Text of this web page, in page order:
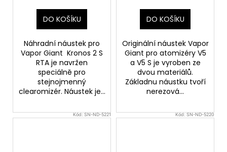
DO KOŠÍKU
Náhradní náustek pro
Vapor Giant Kronos 2 S
RTA je navržen
speciálně pro
stejnojmenný
clearomizér. Náustek je...
DO KOŠÍKU
Originální náustek Vapor
Giant pro atomizéry V5
a V5 S je vyroben ze
dvou materiálů.
Základnu náustku tvoří
nerezová...
Kód:SN-ND-5221 Kód:SN-ND-5220